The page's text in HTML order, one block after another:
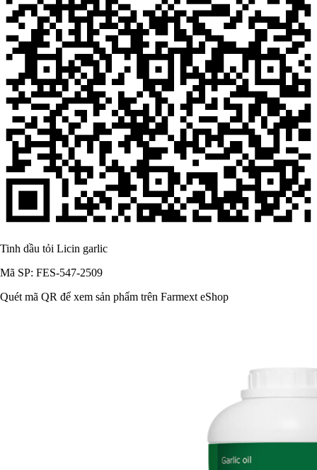
Tinh dầu tỏi Licin garlic
Mã SP: FES-547-2509
Quét mã QR để xem sản phẩm trên Farmext eShop